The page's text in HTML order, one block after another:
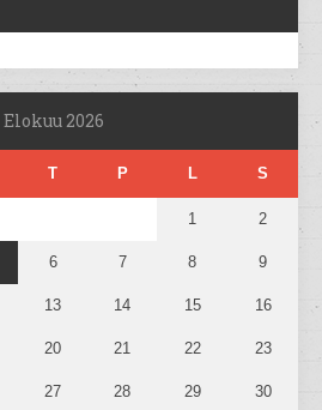
Elokuu 2026
T P L S
1 2
6 7 8 9
13 14 15 16
20 21 22 23
27 28 29 30